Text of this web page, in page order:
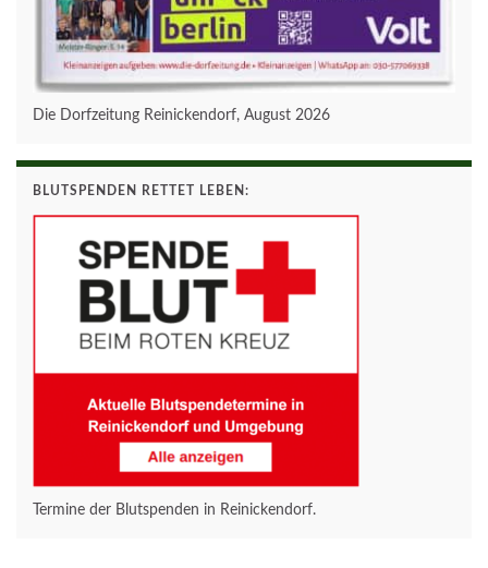
Die Dorfzeitung Reinickendorf, August 2026
BLUTSPENDEN RETTET LEBEN:
Termine der Blutspenden in Reinickendorf.